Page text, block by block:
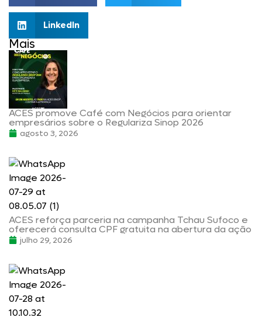
LinkedIn
Mais
ACES promove Café com Negócios para orientar
empresários sobre o Regulariza Sinop 2026
agosto 3, 2026
ACES reforça parceria na campanha Tchau Sufoco e
oferecerá consulta CPF gratuita na abertura da ação
julho 29, 2026